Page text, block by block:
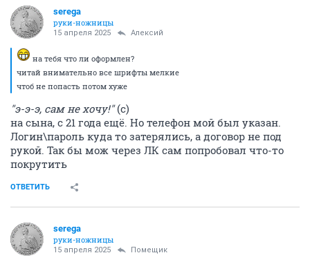
serega
руки-ножницы
15 апреля 2025 Алексий
на тебя что ли оформлен?
читай внимательно все шрифты мелкие
чтоб не попасть потом хуже
"э-э-э, сам не хочу!"(с)
на сына, с 21 года ещё. Но телефон мой был указан.
Логин\пароль куда то затерялись, а договор не под
рукой. Так бы мож через ЛК сам попробовал что-то
покрутить
ОТВЕТИТЬ
serega
руки-ножницы
15 апреля 2025 Помещик